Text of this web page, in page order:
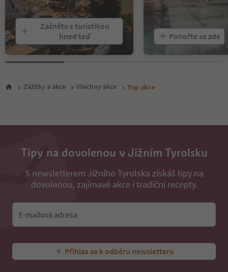
Začněte s turistikou
hned teď
Ponořte se zde
Zážitky a akce Všechny akce Top akce
Tipy na dovolenou v Jižním Tyrolsku
S newsletterem Jižního Tyrolska získáš tipy na
dovolenou, zajímavé akce i tradiční recepty.
E-mailová adresa
Přihlas se k odběru newsletteru